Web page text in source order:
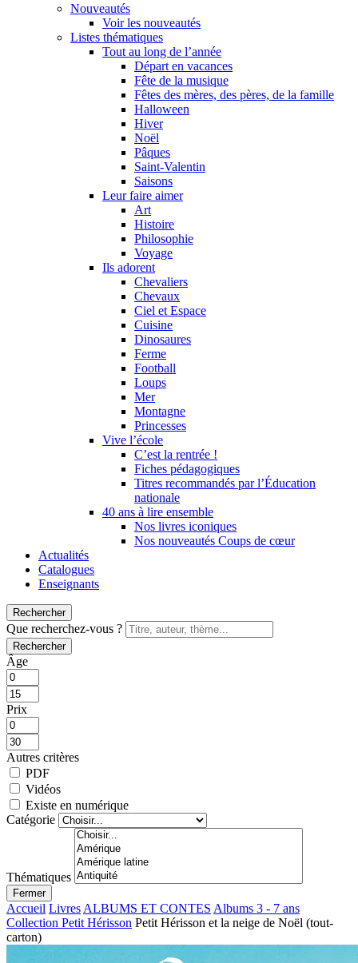
Nouveautés
Voir les nouveautés
Listes thématiques
Tout au long de l’année
Départ en vacances
Fête de la musique
Fêtes des mères, des pères, de la famille
Halloween
Hiver
Noël
Pâques
Saint-Valentin
Saisons
Leur faire aimer
Art
Histoire
Philosophie
Voyage
Ils adorent
Chevaliers
Chevaux
Ciel et Espace
Cuisine
Dinosaures
Ferme
Football
Loups
Mer
Montagne
Princesses
Vive l’école
C’est la rentrée !
Fiches pédagogiques
Titres recommandés par l’Éducation
nationale
40 ans à lire ensemble
Nos livres iconiques
Nos nouveautés Coups de cœur
Actualités
Catalogues
Enseignants
Rechercher
Que recherchez-vous ?
Rechercher
Âge
Prix
Autres critères
PDF
Vidéos
Existe en numérique
Catégorie
Thématiques
Fermer
Accueil Livres ALBUMS ET CONTES Albums 3 - 7 ans
Collection Petit Hérisson Petit Hérisson et la neige de Noël (tout-
carton)